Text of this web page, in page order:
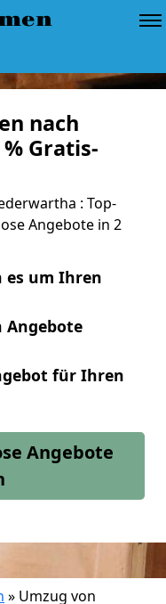
nach
Gratis-
: Top-
Angebote in 2
es um Ihren
Angebote
für Ihren
Angebote
» Umzug von